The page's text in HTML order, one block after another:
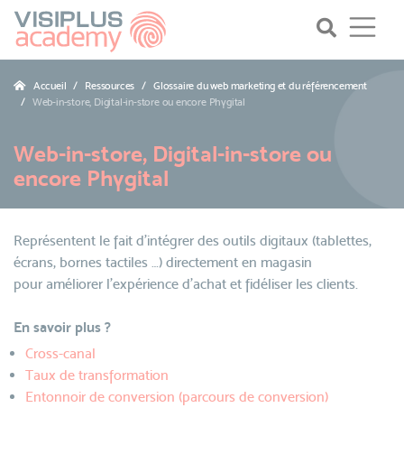
Accueil Ressources
Glossaire du web marketing et du référencement
Web-in-store, Digital-in-store ou encore Phygital
Web-in-store, Digital-in-store ou
encore Phygital
Représentent le fait d’intégrer des outils digitaux (tablettes,
écrans, bornes tactiles …) directement en magasin
pour améliorer l’expérience d’achat et fidéliser les clients.
En savoir plus ?
Cross-canal
Taux de transformation
Entonnoir de conversion (parcours de conversion)